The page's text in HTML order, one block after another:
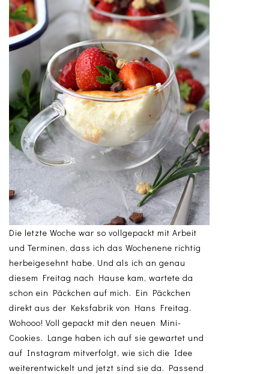
Die letzte Woche war so vollgepackt mit Arbeit
und Terminen, dass ich das Wochenene richtig
herbeigesehnt habe. Und als ich an genau
diesem Freitag nach Hause kam, wartete da
schon ein Päckchen auf mich. Ein Päckchen
direkt aus der Keksfabrik von Hans Freitag.
Wohooo! Voll gepackt mit den neuen Mini-
Cookies. Lange haben ich auf sie gewartet und
auf Instagram mitverfolgt, wie sich die Idee
weiterentwickelt und jetzt sind sie da. Passend